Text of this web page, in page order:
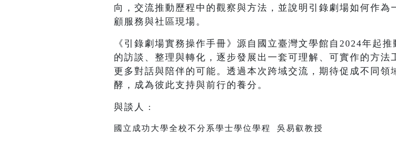
向，交流推動歷程中的觀察與方法，並說明引錄劇場如何作為
顧服務與社區現場。
《引錄劇場實務操作手冊》源自國立臺灣文學館自2024年起
的訪談、整理與轉化，逐步發展出一套可理解、可實作的方
更多對話與陪伴的可能。透過本次跨域交流，期待促成不同
酵，成為彼此支持與前行的養分。
與談人 :
國立成功大學全校不分系學士學位學程 吳易叡教授